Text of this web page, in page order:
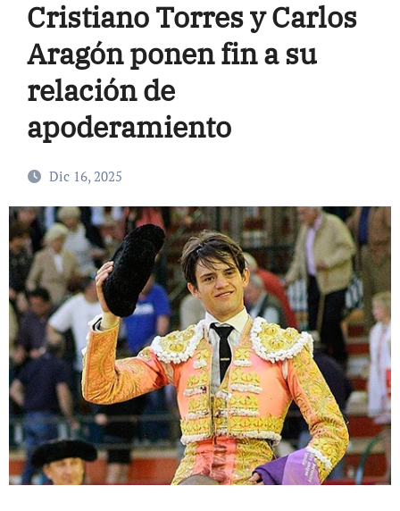
Cristiano Torres y Carlos
Aragón ponen fin a su
relación de
apoderamiento
Dic 16, 2025